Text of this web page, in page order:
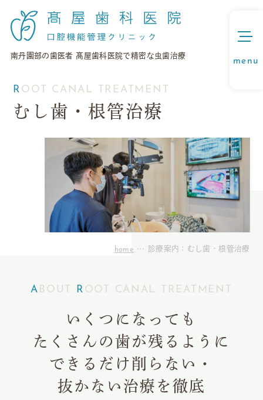
南丹園部の歯医者 髙屋歯科医院で精密な虫歯治療
ROOT CANAL TREATMENT
むし歯・ 根管治療
home 診療案内：むし歯・根管治療
ABOUT R OOT CANAL TREATMENT
いくつになっても
たくさんの歯が残るように
できるだけ削らない・
抜かない治療を徹底